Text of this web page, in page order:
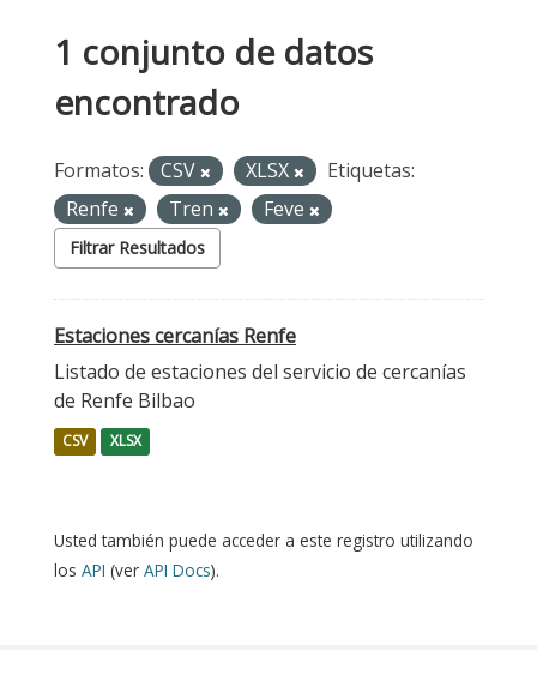
1 conjunto de datos
encontrado
Formatos: CSV XLSX
Etiquetas:
Renfe
Tren Feve
Filtrar Resultados
Estaciones cercanías Renfe
Listado de estaciones del servicio de cercanías
de Renfe Bilbao
CSV XLSX
Usted también puede acceder a este registro utilizando
los API (ver API Docs).